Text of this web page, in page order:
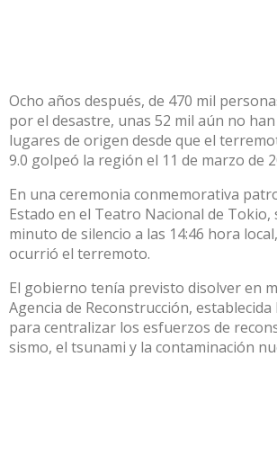
Ocho años después, de 470 mil
por el desastre, unas 52 mil aún no
lugares de origen desde que el
9.0 golpeó la región el 11 de marzo de
En una ceremonia conmemorativa
Estado en el Teatro Nacional de Tokio,
minuto de silencio a las 14:46 hora
ocurrió el terremoto.
El gobierno tenía previsto disolver en
Agencia de Reconstrucción, establecida
para centralizar los esfuerzos de
sismo, el tsunami y la contaminación